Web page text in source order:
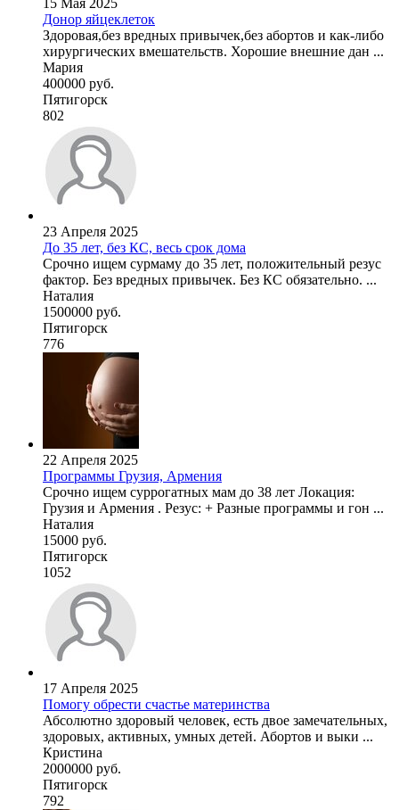
15 Мая 2025
Донор яйцеклеток
Здоровая,без вредных привычек,без абортов и как-либо
хирургических вмешательств. Хорошие внешние дан ...
Мария
400000 руб.
Пятигорск
802
23 Апреля 2025
До 35 лет, без КС, весь срок дома
Срочно ищем сурмаму до 35 лет, положительный резус
фактор. Без вредных привычек. Без КС обязательно. ...
Наталия
1500000 руб.
Пятигорск
776
22 Апреля 2025
Программы Грузия, Армения
Срочно ищем суррогатных мам до 38 лет Локация:
Грузия и Армения . Резус: + Разные программы и гон ...
Наталия
15000 руб.
Пятигорск
1052
17 Апреля 2025
Помогу обрести счастье материнства
Абсолютно здоровый человек, есть двое замечательных,
здоровых, активных, умных детей. Абортов и выки ...
Кристина
2000000 руб.
Пятигорск
792